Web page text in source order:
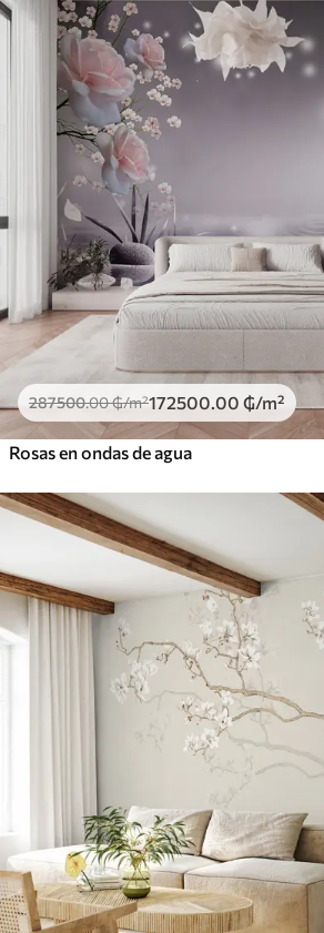
287500.00₲/m²172500 .00 ₲/m²
Rosas en ondas de agua